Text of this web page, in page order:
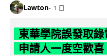
Lawton 1 日
東華學院誤發取錄
申請人一度空歡